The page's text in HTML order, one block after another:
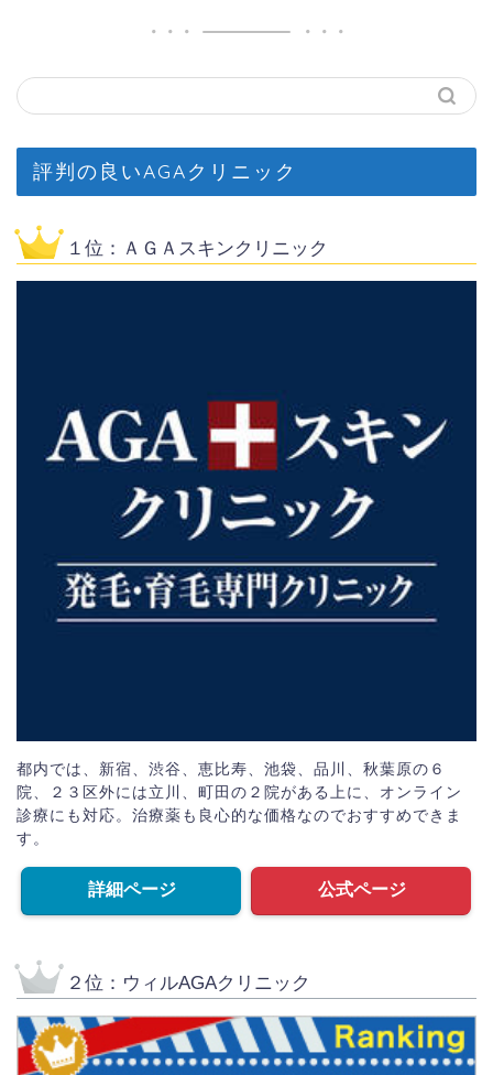
評判の良いAGAクリニック
１位：ＡＧＡスキンクリニック
都内では、新宿、渋谷、恵比寿、池袋、品川、秋葉原の６
院、２３区外には立川、町田の２院がある上に、オンライン
診療にも対応。治療薬も良心的な価格なのでおすすめできま
す。
詳細ページ 公式ページ
２位：ウィルAGAクリニック